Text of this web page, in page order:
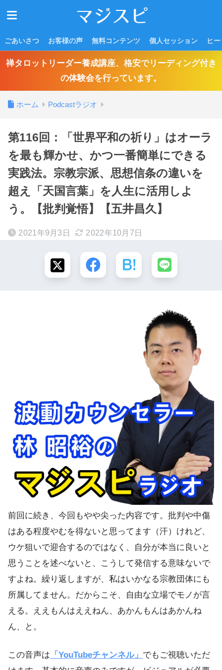
ごあいさつ お客様の声 無料コンテンツ 個人セッション ヒ
禅タロットリーダー養成講座、格安でリーディング付き
の体験会を行っています。
ホーム Podcastラジオ
第116回：「世界平和の祈り」はオーラ
を最も輝かせ、かつ一番簡単にできる
実践法。宗教宗派、思想信条の違いを
超え「天国言葉」を人生に活用しよ
う。【批判覚悟】【五井昌久】
2021年9月3日 2022年10月7日
前回に続き、今回もやや尖った内容です。批判や中傷
はある程度やむを得ないと思ってます（汗）けれど、
ウケ狙いで迎合するのではなく、自分が本当に良いと
思うことを述べないと、こうして発信する意味ないで
すよね。繰り返しますが、私はいかなる宗教団体にも
所属してません。だからこそ、自由な立場でモノが言
える。ええもんはええねん、あかんもんはあかんね
ん、と。
この音声は 「YouTubeチャンネル」 でもご視聴いただ